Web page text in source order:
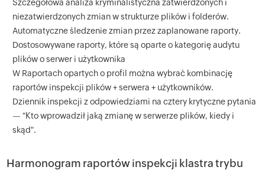
Szczegółowa analiza kryminalistyczna zatwierdzonych i
niezatwierdzonych zmian w strukturze plików i folderów.
Automatyczne śledzenie zmian przez zaplanowane raporty.
Dostosowywane raporty, które są oparte o kategorię audytu
plików o serwer i użytkownika
W Raportach opartych o profil można wybrać kombinację
raportów inspekcji plików + serwera + użytkowników.
Dziennik inspekcji z odpowiedziami na cztery krytyczne pytania
— "Kto wprowadził jaką zmianę w serwerze plików, kiedy i
skąd".
Harmonogram raportów inspekcji klastra trybu